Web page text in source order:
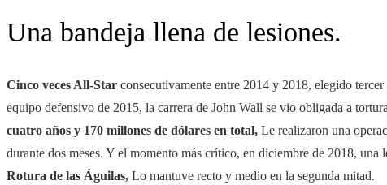
Una bandeja llena de lesiones.
Cinco veces All-Star consecutivamente entre 2014 y 2018, elegido
equipo defensivo de 2015, la carrera de John Wall se vio obligada a
cuatro años y 170 millones de dólares en total, Le realizaron una
durante dos meses. Y el momento más crítico, en diciembre de 2018, una
Rotura de las Águilas, Lo mantuve recto y medio en la segunda mitad.